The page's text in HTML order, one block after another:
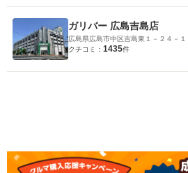
ガリバー 広島吉島店
広島県広島市中区吉島東１－２４－１
クチコミ： 1435件